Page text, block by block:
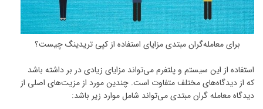
برای معامله‌گران مبتدی مزایای استفاده از کپی تریدینگ چیست؟
استفاده از این سیستم و پلتفرم می‌تواند مزایای زیادی در ‌بر داشته باشد
که از دیدگاه‌های مختلف متفاوت است. چندین مورد از مزیت‌های اصلی از
دیدگاه معامله گران مبتدی می‌تواند شامل موارد زیر باشد: